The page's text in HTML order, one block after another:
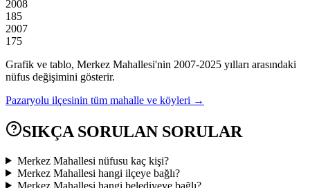
2008
185
2007
175
Grafik ve tablo, Merkez Mahallesi'nin 2007-2025 yılları arasındaki
nüfus değişimini gösterir.
Pazaryolu ilçesinin tüm mahalle ve köyleri →
SIKÇA SORULAN SORULAR
Merkez Mahallesi nüfusu kaç kişi?
Merkez Mahallesi hangi ilçeye bağlı?
Merkez Mahallesi hangi belediyeye bağlı?